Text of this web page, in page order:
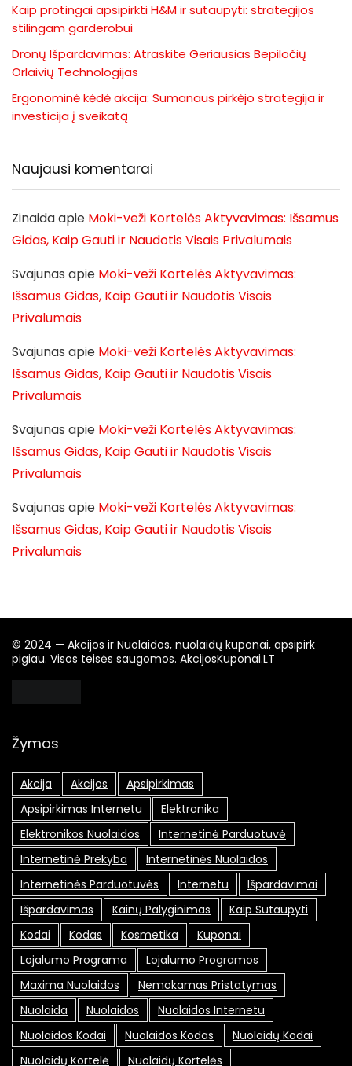
Kaip protingai apsipirkti H&M ir sutaupyti: strategijos
stilingam garderobui
Dronų Išpardavimas: Atraskite Geriausias Bepiločių
Orlaivių Technologijas
Ergonominė kėdė akcija: Sumanaus pirkėjo strategija ir
investicija į sveikatą
Naujausi komentarai
Zinaidaapie Moki-veži Kortelės Aktyvavimas: Išsamus
Gidas, Kaip Gauti ir Naudotis Visais Privalumais
Svajunas apie Moki-veži Kortelės Aktyvavimas:
Išsamus Gidas, Kaip Gauti ir Naudotis Visais
Privalumais
Svajunas apie Moki-veži Kortelės Aktyvavimas:
Išsamus Gidas, Kaip Gauti ir Naudotis Visais
Privalumais
Svajunas apie Moki-veži Kortelės Aktyvavimas:
Išsamus Gidas, Kaip Gauti ir Naudotis Visais
Privalumais
Svajunas apie Moki-veži Kortelės Aktyvavimas:
Išsamus Gidas, Kaip Gauti ir Naudotis Visais
Privalumais
© 2024 — Akcijos ir Nuolaidos, nuolaidų kuponai, apsipirk
pigiau. Visos teisės saugomos. AkcijosKuponai.LT
Žymos
Akcija Akcijos
Apsipirkimas
Apsipirkimas Internetu
Elektronika
Elektronikos Nuolaidos
Internetinė Parduotuvė
Internetinė Prekyba
Internetinės Nuolaidos
Internetinės Parduotuvės
Internetu
Išpardavimai
Išpardavimas
Kainų Palyginimas
Kaip Sutaupyti
Kodai
Kodas Kosmetika
Kuponai
Lojalumo Programa
Lojalumo Programos
Maxima Nuolaidos
Nemokamas Pristatymas
Nuolaida
Nuolaidos
Nuolaidos Internetu
Nuolaidos Kodai
Nuolaidos Kodas
Nuolaidų Kodai
Nuolaidų Kortelė
Nuolaidų Kortelės